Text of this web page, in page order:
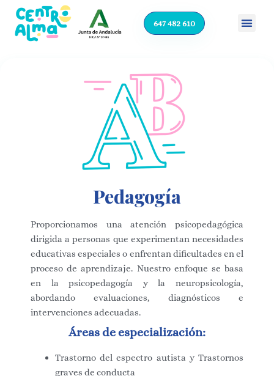
647 482 610
Pedagogía
Proporcionamos una atención psicopedagógica
dirigida a personas que experimentan necesidades
educativas especiales o enfrentan dificultades en el
proceso de aprendizaje. Nuestro enfoque se basa
en la psicopedagogía y la neuropsicología,
abordando evaluaciones, diagnósticos e
intervenciones adecuadas.
Áreas de especialización:
Trastorno del espectro autista y Trastornos
graves de conducta